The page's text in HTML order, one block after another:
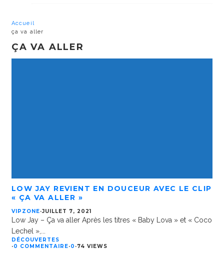
Accueil
ça va aller
ÇA VA ALLER
LOW JAY REVIENT EN DOUCEUR AVEC LE CLIP
« ÇA VA ALLER »
VIPZONE·JUILLET 7, 2021
Low Jay – Ça va aller Après les titres « Baby Lova » et « Coco
Lechel »,
DÉCOUVERTES
·0 COMMENTAIRE·0 ·74 VIEWS